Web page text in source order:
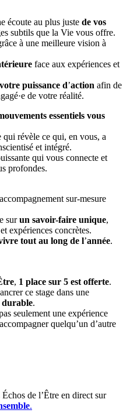
écoute au plus juste de vos
subtils que la Vie vous offre.
à une meilleure vision à
face aux expériences et
puissance d’action afin de
de votre réalité.
essentiels vous
révèle ce qui, en vous, a
et intégré.
qui vous connecte et
profondes.
sur-mesure
surun savoir-faire unique,
expériences concrètes.
tout au long de l’année.
, 1 place sur 5 est offerte.
ce stage dans une
durable.
seulement une expérience
quelqu’un d’autre
de l’Être en direct sur
.